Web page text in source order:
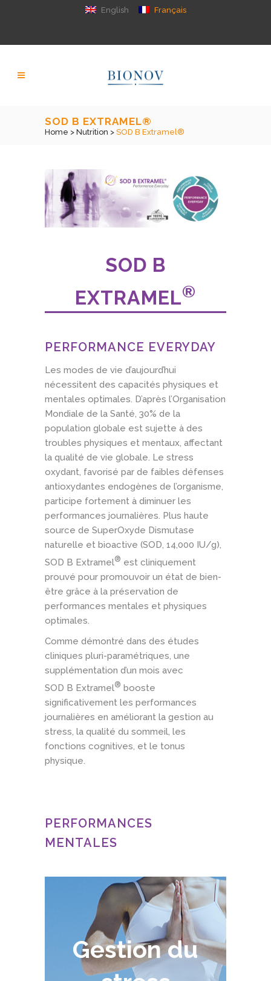
English Français
SOD B EXTRAMEL®
Home > Nutrition > SOD B Extramel®
SOD B
EXTRAMEL®
PERFORMANCE EVERYDAY
Les modes de vie d’aujourd’hui
nécessitent des capacités physiques et
mentales optimales. D’après l’Organisation
Mondiale de la Santé, 30% de la
population globale est sujette à des
troubles physiques et mentaux, affectant
la qualité de vie globale. Le stress
oxydant, favorisé par de faibles défenses
antioxydantes endogènes de l’organisme,
participe fortement à diminuer les
performances journalières. Plus haute
source de SuperOxyde Dismutase
naturelle et bioactive (SOD, 14,000 IU/g),
SOD B Extramel® est cliniquement
prouvé pour promouvoir un état de bien-
être grâce à la préservation de
performances mentales et physiques
optimales.
Comme démontré dans des études
cliniques pluri-paramétriques, une
supplémentation d’un mois avec
SOD B Extramel® booste
significativement les performances
journalières en améliorant la gestion au
stress, la qualité du sommeil, les
fonctions cognitives, et le tonus
physique.
PERFORMANCES
MENTALES
Gestion du